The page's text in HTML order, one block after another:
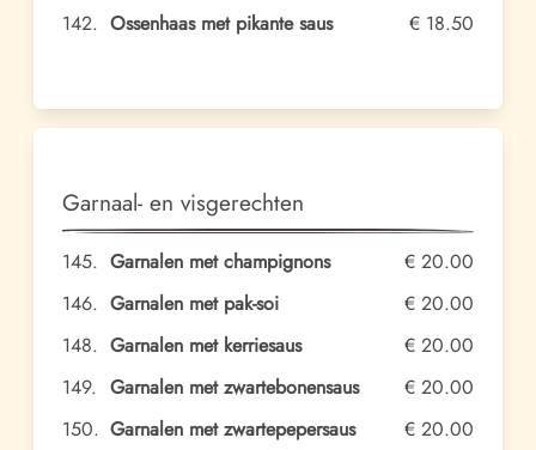
142. Ossenhaas met pikante saus € 18.50
Garnaal- en visgerechten
145. Garnalen met champignons
€ 20.00
146. Garnalen met pak-soi
€ 20.00
148. Garnalen met kerriesaus
€ 20.00
149. Garnalen met zwartebonensaus
€ 20.00
150. Garnalen met zwartepepersaus
€ 20.00